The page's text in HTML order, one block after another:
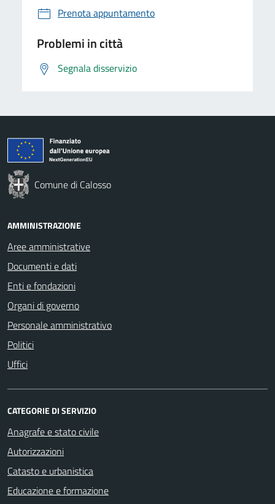
Prenota appuntamento
Problemi in città
Segnala disservizio
Comune di Calosso
AMMINISTRAZIONE
Aree amministrative
Documenti e dati
Enti e fondazioni
Organi di governo
Personale amministrativo
Politici
Uffici
CATEGORIE DI SERVIZIO
Anagrafe e stato civile
Autorizzazioni
Catasto e urbanistica
Educazione e formazione